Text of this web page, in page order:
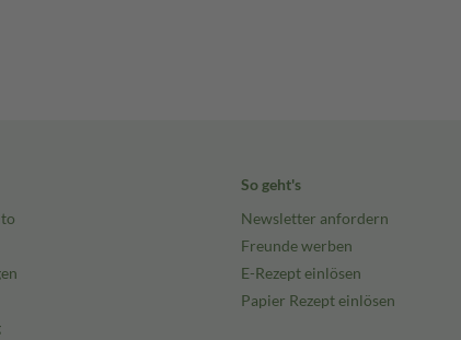
So geht's
Newsletter anfordern
Freunde werben
E-Rezept einlösen
Papier Rezept einlösen